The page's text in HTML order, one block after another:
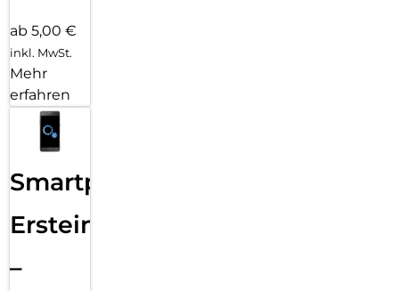
ab 5,00 €
inkl. MwSt.
Mehr
erfahren
Smartphone
Ersteinrichtung
–